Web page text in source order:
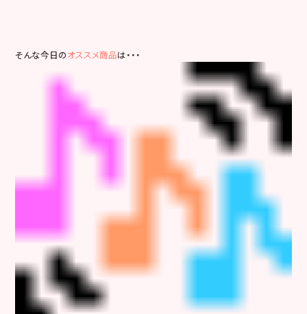
そんな今日のオススメ商品は・・・